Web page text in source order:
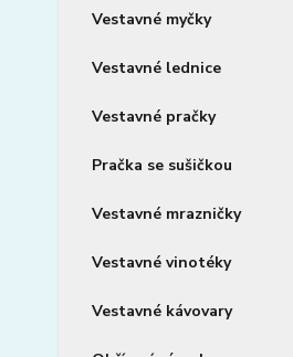
Vestavné myčky
Vestavné lednice
Vestavné pračky
Pračka se sušičkou
Vestavné mrazničky
Vestavné vinotéky
Vestavné kávovary